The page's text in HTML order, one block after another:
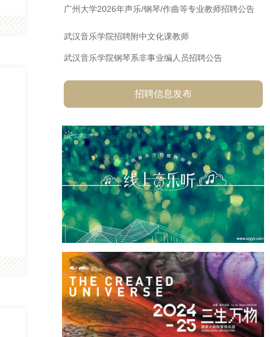
招聘公告
广州大学2026年声乐/钢琴/作曲等专业教师招聘公告
武汉音乐学院招聘附中文化课教师
武汉音乐学院钢琴系非事业编人员招聘公告
招聘信息发布